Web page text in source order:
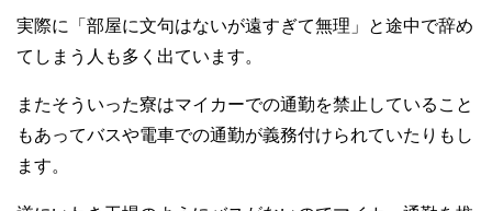
実際に「部屋に文句はないが遠すぎて無理」と途中で辞め
てしまう人も多く出ています。
またそういった寮はマイカーでの通勤を禁止していること
もあってバスや電車での通勤が義務付けられていたりもし
ます。